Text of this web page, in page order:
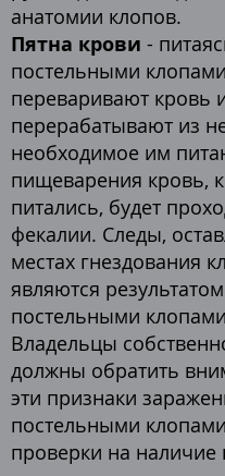
анатомии клопов.
Пятна крови -
постельными
переваривают кровь
перерабатывают из
необходимое им
пищеварения кровь,
питались, будет
фекалии. Следы,
местах гнездования
являются
постельными
Владельцы
должны обратить
эти признаки
постельными
проверки на наличие